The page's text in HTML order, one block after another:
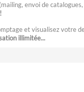
(mailing, envoi de
et visualisez votre
illimitée...